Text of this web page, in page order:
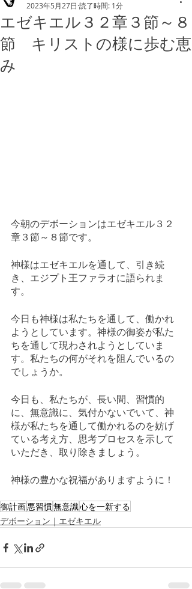
エゼキエル３２章３節～８
節 キリストの様に歩む恵
み
2023年5月27日 読了時間: 1分
今朝のデボーションはエゼキエル３２
章３節～８節です。
神様はエゼキエルを通して、引き続
き、エジプト王ファラオに語られま
す。
今日も神様は私たちを通して、働かれ
ようとしています。神様の御姿が私た
ちを通して現わされようとしていま
す。私たちの何がそれを阻んでいるの
でしょうか。
今日も、私たちが、長い間、習慣的
に、無意識に、気付かないでいて、神
様が私たちを通して働かれるのを妨げ
ている考え方、思考プロセスを示して
いただき、取り除きましょう。
神様の豊かな祝福がありますように！
御計画悪習慣無意識心を一新する
デボーション｜エゼキエル